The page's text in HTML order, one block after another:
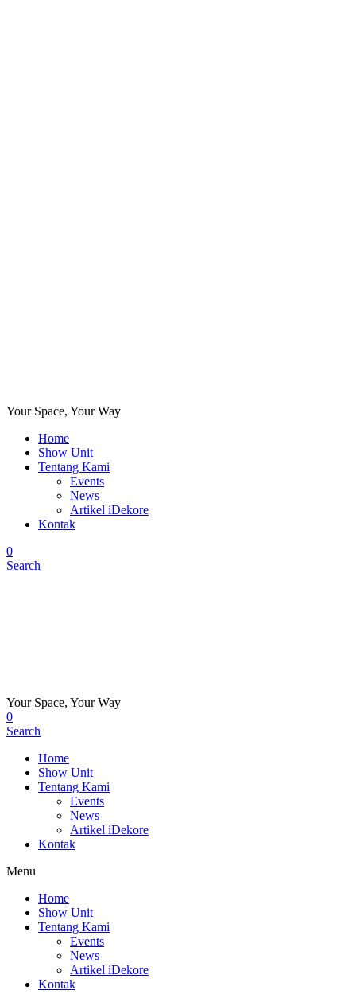
Your Space, Your Way
Home
Show Unit
Tentang Kami
Events
News
Artikel iDekore
Kontak
0
Search
Your Space, Your Way
0
Search
Home
Show Unit
Tentang Kami
Events
News
Artikel iDekore
Kontak
Menu
Home
Show Unit
Tentang Kami
Events
News
Artikel iDekore
Kontak